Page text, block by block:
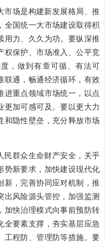
市场是构建新发展格局、推
全国统一大市场建设取得积
用力、久久为功。要纵深推
权保护、市场准入、公平竞
，做到有章可循、有法可
联通，畅通经济循环，有效
进重点领域市场统一，以点
更加可感可及。要以更大力
和隐性壁垒，充分释放市场
民群众生命财产安全，关乎
势新要求，加快建设现代化
新，完善协同应对机制，推
出风险源头管控，加强监测
加快治理模式向事前预防转
全要素支撑，夯实基层应急
工程防、管理防等措施。要